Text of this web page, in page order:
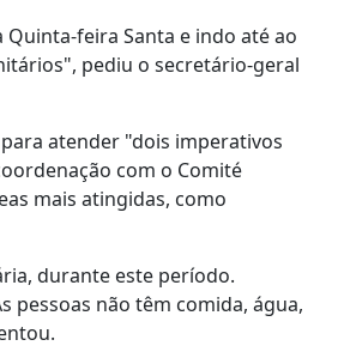
feira Santa e indo até ao
pediu o secretário-geral
atender "dois imperativos
com o Comité
mais atingidas, como
durante este período.
pessoas não têm comida, água,